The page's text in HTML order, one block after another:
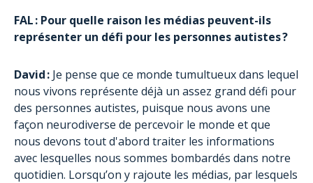
FAL : Pour quelle raison les médias peuvent-ils
représenter un défi pour les personnes autistes ?
David : Je pense que ce monde tumultueux dans lequel
nous vivons représente déjà un assez grand défi pour
des personnes autistes, puisque nous avons une
façon neurodiverse de percevoir le monde et que
nous devons tout d'abord traiter les informations
avec lesquelles nous sommes bombardés dans notre
quotidien. Lorsqu’on y rajoute les médias, par lesquels